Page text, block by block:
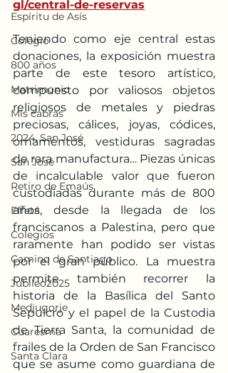
Espíritu de Asís
Colegio
800 años
Matrimonio
Mis cabras
2024, San José
San José
Retiro de Emaús
Effetá
Colegios
Camino de Santiago
Jubileo2025
Medjugorje
Cuaresma
Santa Clara
gl/central-de-reservas
Teniendo como eje central estas
donaciones, la exposición muestra
parte de este tesoro artístico,
compuesto por valiosos objetos
religiosos de metales y piedras
preciosas, cálices, joyas, códices,
ornamentos, vestiduras sagradas
de rara manufactura… Piezas únicas
de incalculable valor que fueron
custodiadas durante más de 800
años, desde la llegada de los
franciscanos a Palestina, pero que
raramente han podido ser vistas
por el gran público. La muestra
permite también recorrer la
historia de la Basílica del Santo
Sepulcro y el papel de la Custodia
de Tierra Santa, la comunidad de
frailes de la Orden de San Francisco
que se asume como guardiana de